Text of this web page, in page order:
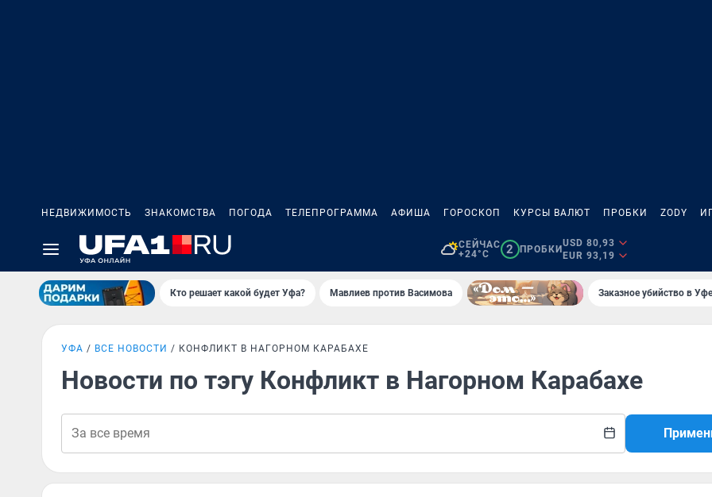
НЕДВИЖИМОСТЬ ЗНАКОМСТВА ПОГОДА ТЕЛЕПРОГРАММА АФИША ГОРОСКОП КУРСЫ ВАЛЮТ ПРОБКИ ZODY
СЕЙЧАС
+24°C
2 ПРОБКИ
USD 80,93
EUR 93,19
Кто решает какой будет Уфа? Мавлиев против Васимова Заказное убийство в
УФА ВСЕ НОВОСТИ КОНФЛИКТ В НАГОРНОМ КАРАБАХЕ
Новости по тэгу Конфликт в Нагорном Карабахе